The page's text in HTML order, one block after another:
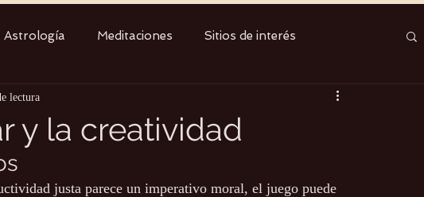
Astrología Meditaciones Sitios de interés
Música
y la creatividad
lectura
justa parece un imperativo moral, el juego puede